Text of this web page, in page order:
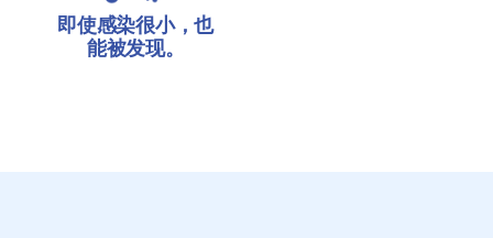
即使感染很小，也
能被发现。